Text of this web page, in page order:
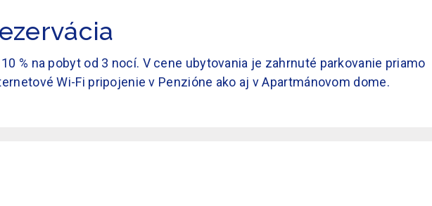
% na pobyt od 3 nocí. V cene ubytovania je zahrnuté parkovanie priamo
Wi-Fi pripojenie v Penzióne ako aj v Apartmánovom dome.